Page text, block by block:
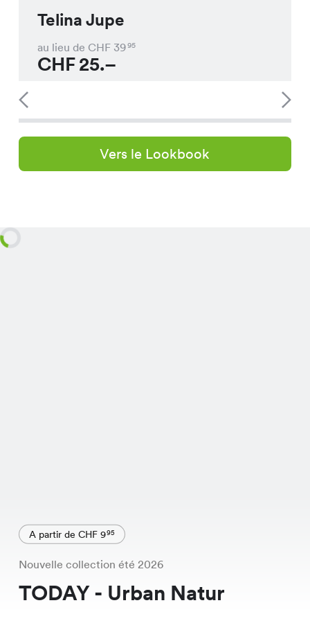
Telina Jupe
au lieu de CHF 3995
CHF25.–
Vers le Lookbook
A partir de CHF 995
Nouvelle collection été 2026
TODAY - Urban Natur